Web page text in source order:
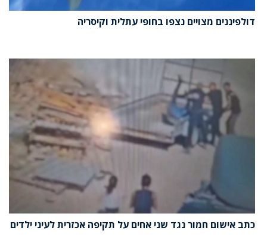
דולפיננים מצויים נצפו בחופי עתלית וקיסריה
כתב אישום חמור נגד שני אחים על תקיפה אכזרית לעיני ילדים